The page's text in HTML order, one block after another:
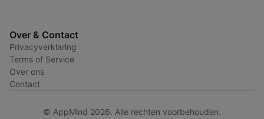
Over & Contact
Privacyverklaring
Terms of Service
Over ons
Contact
© AppMind 2026. Alle rechten voorbehouden.